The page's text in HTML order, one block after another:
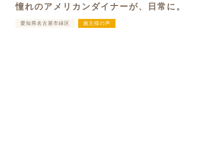
憧れのアメリカンダイナーが、日常に。
愛知県名古屋市緑区 施主様の声